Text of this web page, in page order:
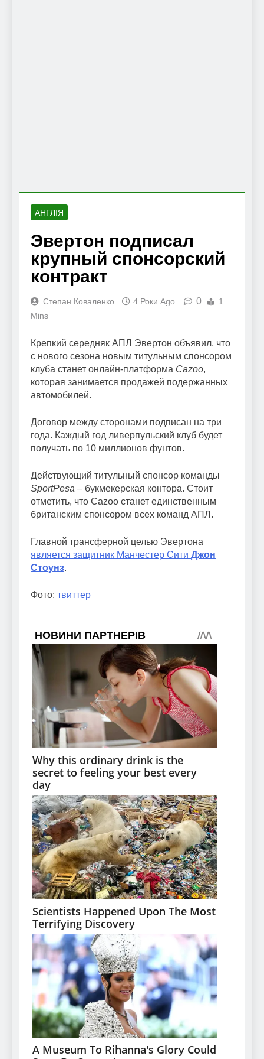
АНГЛІЯ
Эвертон подписал
крупный спонсорский
контракт
Степан Коваленко 4 Роки Ago 0
1
Mins
Крепкий середняк АПЛ Эвертон объявил, что
с нового сезона новым титульным спонсором
клуба станет онлайн-платформа Cazoo,
которая занимается продажей подержанных
автомобилей.
Договор между сторонами подписан на три
года. Каждый год ливерпульский клуб будет
получать по 10 миллионов фунтов.
Действующий титульный спонсор команды
SportPesa – букмекерская контора. Стоит
отметить, что Cazoo станет единственным
британским спонсором всех команд АПЛ.
Главной трансферной целью Эвертона
является защитник Манчестер Сити Джон
Стоунз.
Фото: твиттер